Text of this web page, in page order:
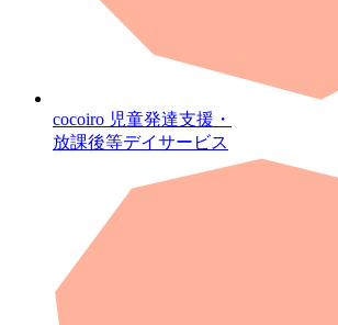
cocoiro 児童発達支援・
放課後等デイサービス